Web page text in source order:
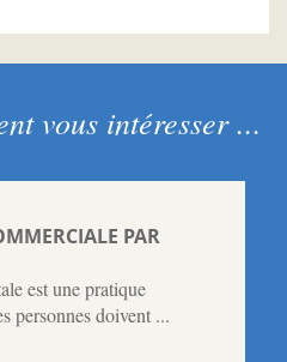
vous intéresser ...
PAR
est une pratique
personnes doivent ...